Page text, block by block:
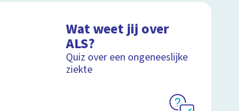
Wat weet jij over
ALS?
Quiz over een ongeneeslijke
ziekte